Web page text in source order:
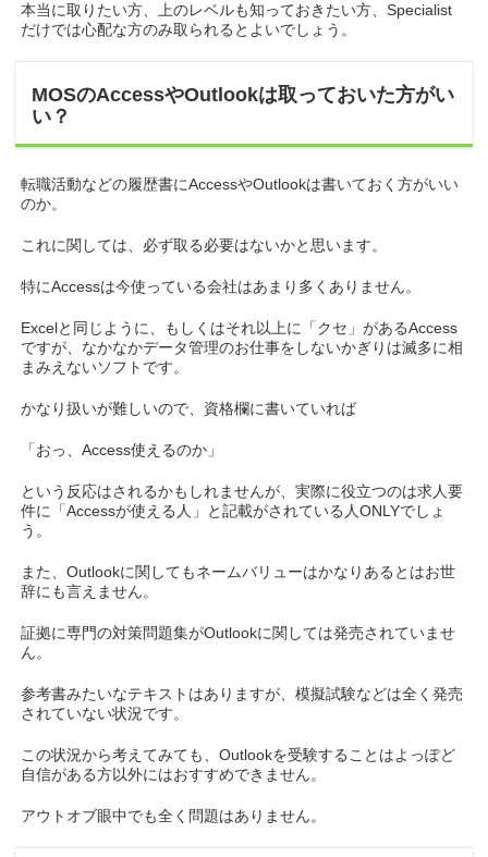
本当に取りたい方、上のレベルも知っておきたい方、Specialist
だけでは心配な方のみ取られるとよいでしょう。
MOSのAccessやOutlookは取っておいた方がい
い？
転職活動などの履歴書にAccessやOutlookは書いておく方がいい
のか。
これに関しては、必ず取る必要はないかと思います。
特にAccessは今使っている会社はあまり多くありません。
Excelと同じように、もしくはそれ以上に「クセ」があるAccess
ですが、なかなかデータ管理のお仕事をしないかぎりは滅多に相
まみえないソフトです。
かなり扱いが難しいので、資格欄に書いていれば
「おっ、Access使えるのか」
という反応はされるかもしれませんが、実際に役立つのは求人要
件に「Accessが使える人」と記載がされている人ONLYでしょ
う。
また、Outlookに関してもネームバリューはかなりあるとはお世
辞にも言えません。
証拠に専門の対策問題集がOutlookに関しては発売されていませ
ん。
参考書みたいなテキストはありますが、模擬試験などは全く発売
されていない状況です。
この状況から考えてみても、Outlookを受験することはよっぽど
自信がある方以外にはおすすめできません。
アウトオブ眼中でも全く問題はありません。